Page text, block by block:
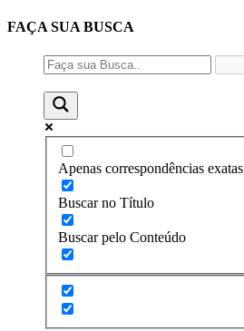
FAÇA SUA BUSCA
Apenas correspondências exatas
Buscar no Título
Buscar pelo Conteúdo